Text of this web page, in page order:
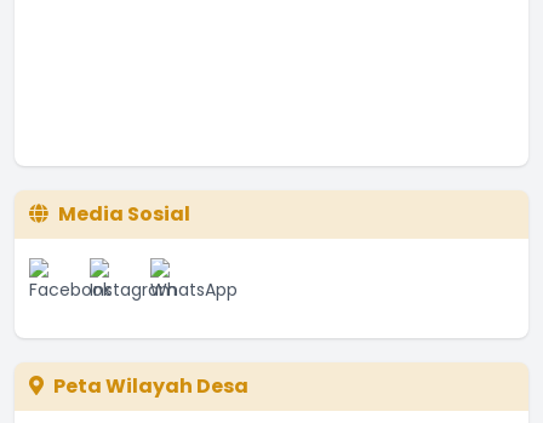
Media Sosial
Peta Wilayah Desa